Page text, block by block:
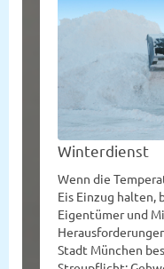
Winterdienst
Wenn die
Eis Einzug
Eigentümer und
Stadt München